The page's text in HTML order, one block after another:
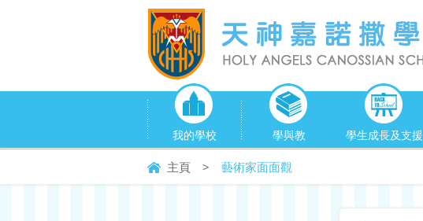
我的學校 學與教 學生成長及支援
主頁 > 藝術家面面觀